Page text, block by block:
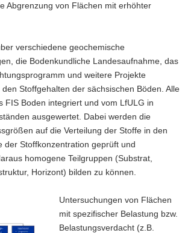
Abgrenzung von Flächen mit erhöhter
verschiedene geochemische
die Bodenkundliche Landesaufnahme, das
und weitere Projekte
Stoffgehalten der sächsischen Böden. Alle
FIS Boden integriert und vom LfULG in
ausgewertet. Dabei werden die
auf die Verteilung der Stoffe in den
der Stoffkonzentration geprüft und
homogene Teilgruppen (Substrat,
Horizont) bilden zu können.
Untersuchungen von Flächen
mit spezifischer Belastung bzw.
Belastungsverdacht (z.B.